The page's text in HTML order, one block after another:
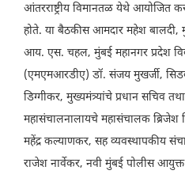
आंतरराष्ट्रीय विमानतळ येथे आयोजित
होते. या बैठकीस आमदार महेश
आय. एस. चहल, मुंबई महानगर प्रदेश
(एमएमआरडीए) डॉ. संजय मुखर्जी,
डिग्गीकर, मुख्यमंत्र्यांचे प्रधान सचिव
महासंचालनालायचे महासंचालक
महेंद्र कल्याणकर, सह व्यवस्थापकीय
राजेश नार्वेकर, नवी मुंबई पोलीस